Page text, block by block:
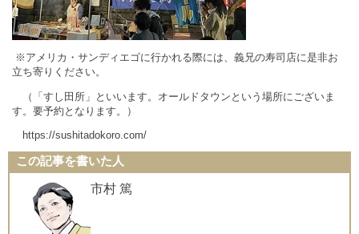
※アメリカ・サンディエゴに行かれる際には、義兄の寿司店に是非お
立ち寄りください。
（「すし田所」といいます。オールドタウンという場所にございま
す。要予約となります。）
https://sushitadokoro.com/
この記事を書いた人
市村 篤